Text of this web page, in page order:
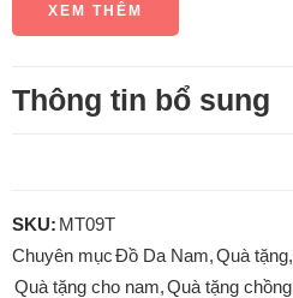
XEM THÊM
Thông tin bổ sung
SKU: MT09T
Chuyên mụcĐồ Da Nam,Quà tặng,
Quà tặng cho nam,Quà tặng chồng